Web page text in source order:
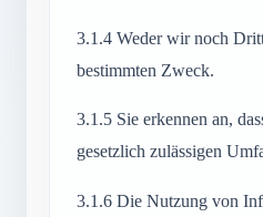
3.1.4 Weder wir noch
bestimmten Zweck.
3.1.5 Sie erkennen an,
gesetzlich zulässigen
3.1.6 Die Nutzung von